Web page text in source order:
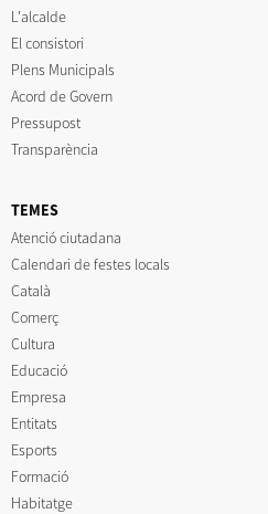
L'alcalde
El consistori
Plens Municipals
Acord de Govern
Pressupost
Transparència
TEMES
Atenció ciutadana
Calendari de festes locals
Català
Comerç
Cultura
Educació
Empresa
Entitats
Esports
Formació
Habitatge